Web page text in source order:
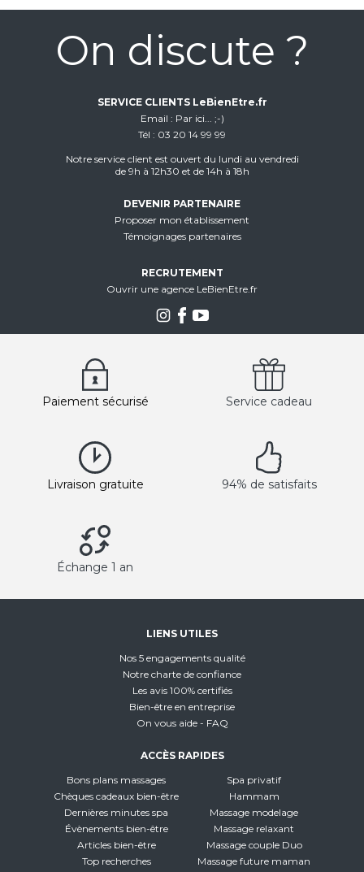
On discute ?
SERVICE CLIENTS LeBienEtre.fr
Email
Par ici... ;-)
Tél
03 20 14 99 99
Notre service client est ouvert du lundi au vendredi
de 9h à 12h30 et de 14h à 18h
DEVENIR PARTENAIRE
Proposer mon établissement
Témoignages partenaires
RECRUTEMENT
Ouvrir une agence LeBienEtre.fr
Paiement sécurisé Service cadeau
Livraison gratuite 94% de satisfaits
Échange 1 an
LIENS UTILES
Nos 5 engagements qualité
Notre charte de confiance
Les avis 100% certifiés
Bien-être en entreprise
On vous aide - FAQ
ACCÈS RAPIDES
Bons plans massages
Chèques cadeaux bien-être
Dernières minutes spa
Évènements bien-être
Articles bien-être
Top recherches
Spa privatif
Hammam
Massage modelage
Massage relaxant
Massage couple Duo
Massage future maman